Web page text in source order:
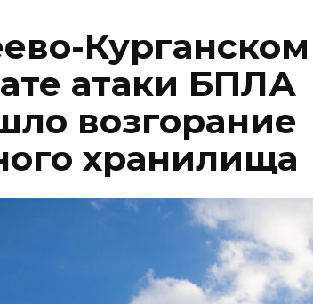
атаки БПЛА
возгорание
хранилища